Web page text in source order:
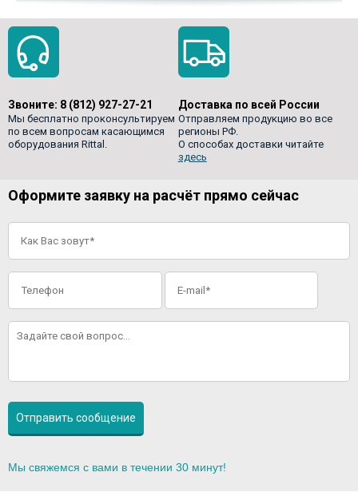
Звоните: 8 (812) 927-27-21
Мы бесплатно проконсультируем
по всем вопросам касающимся
оборудования Rittal.
Доставка по всей России
Отправляем продукцию во все
регионы РФ.
О способах доставки читайте
здесь
Оформите заявку на расчёт прямо сейчас
Мы свяжемся с вами в течении 30 минут!